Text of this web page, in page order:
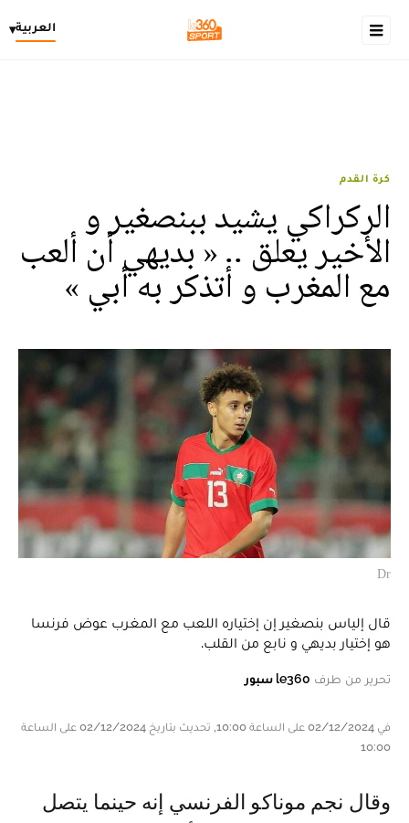
العربية▾
كرة القدم
الركراكي يشيد ببنصغير و
الأخير يعلق .. « بديهي أن ألعب
مع المغرب و أتذكر به أبي »
Dr
قال إلياس بنصغير إن إختياره اللعب مع المغرب عوض فرنسا
هو إختيار بديهي و نابع من القلب.
تحرير من طرف le360 سبور
في 02/12/2024 على الساعة 10:00, تحديث بتاريخ 02/12/2024 على الساعة
10:00
و قال نجم موناكو الفرنسي إنه حينما يتصل